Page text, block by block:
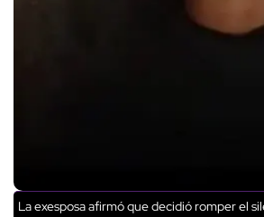
La exesposa afirmó que decidió romper el